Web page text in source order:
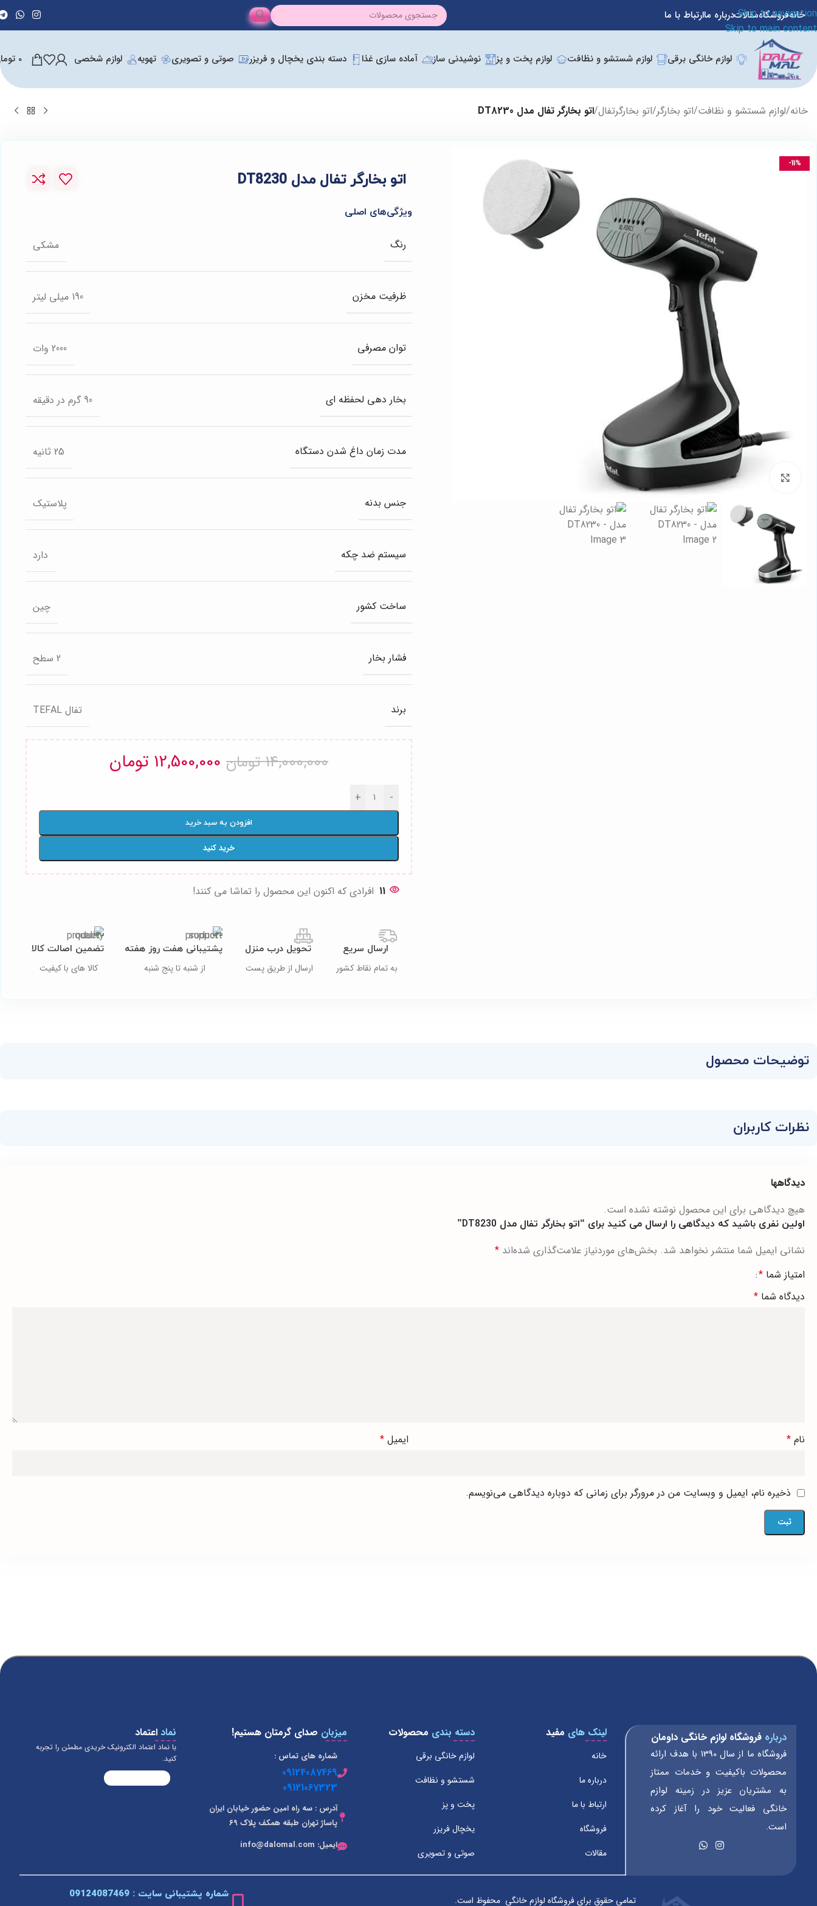
Skip to navigation
Skip to main content
خانهفروشگاهمقالاتدرباره ماارتباط با ما
لوازم خانگی برقی لوازم شستشو و نظافت لوازم پخت و پز نوشیدنی ساز آماده سازی غذا دسته بندی یخچال و فریزر صوتی و تصویری تهویه لوازم شخصی 0
خانه/لوازم شستشو و نظافت/اتو بخارگر/اتو بخارگرتفال/اتو بخارگر تفال مدل DT8230
-11%
برای بزرگنمایی کلیک کنید
اتو بخارگر تفال مدل DT8230
ویژگی‌های اصلی
رنگ مشکی
ظرفیت مخزن 190 میلی لیتر
توان مصرفی 2000 وات
بخار دهی لحفظه ای 90 گرم در دقیقه
مدت زمان داغ شدن دستگاه 25 ثانیه
جنس بدنه پلاستیک
سیستم ضد چکه دارد
ساخت کشور چین
فشار بخار 2 سطح
برند تفال TEFAL
14,000,000 تومان 12,500,000 تومان
-
+
افزودن به سبد خرید
خرید کنید
11 افرادی که اکنون این محصول را تماشا می کنند!
ارسال سریع
به تمام نقاط کشور
تحویل درب منزل
ارسال از طریق پست
پشتیبانی هفت روز هفته
از شنبه تا پنج شنبه
تضمین اصالت کالا
کالا های با کیفیت
توضیحات محصول
نظرات کاربران
دیدگاهها
هیچ دیدگاهی برای این محصول نوشته نشده است.
اولین نفری باشید که دیدگاهی را ارسال می کنید برای “اتو بخارگر تفال مدل DT8230”
نشانی ایمیل شما منتشر نخواهد شد. بخش‌های موردنیاز علامت‌گذاری شده‌اند *
امتیاز شما *
دیدگاه شما *
نام * ایمیل *
ذخیره نام، ایمیل و وبسایت من در مرورگر برای زمانی که دوباره دیدگاهی می‌نویسم.
درباره فروشگاه لوازم خانگی داومان
فروشگاه ما از سال 1390 با هدف ارائه
محصولات باکیفیت و خدمات ممتاز
به مشتریان عزیز در زمینه لوازم
خانگی فعالیت خود را آغاز کرده
است.
لینک های مفید
خانه
درباره ما
ارتباط با ما
فروشگاه
مقالات
دسته بندی محصولات
لوازم خانگی برقی
شستشو و نظافت
پخت و پز
یخچال فریزر
صوتی و تصویری
میزبان صدای گرمتان هستیم!
شماره های تماس :
09124087469
09121067323
آدرس : سه راه امین حضور خیابان ایران
پاساژ تهران طبقه همکف پلاک ۶۹
ایمیل: info@dalomal.com
نماد اعتماد
با نماد اعتماد الکترونیک خریدی مطمئن را تجربه
کنید.
تمامی حقوق برای فروشگاه لوازم خانگی محفوظ است. شماره پشتیبانی سایت : 09124087469